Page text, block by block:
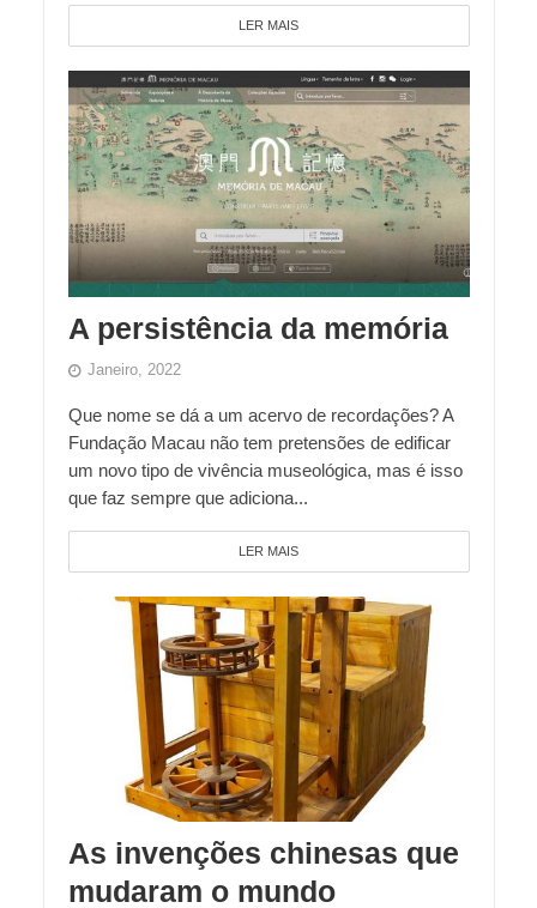
LER MAIS
A persistência da memória
Janeiro, 2022
Que nome se dá a um acervo de recordações? A
Fundação Macau não tem pretensões de edificar
um novo tipo de vivência museológica, mas é isso
que faz sempre que adiciona...
LER MAIS
As invenções chinesas que
mudaram o mundo